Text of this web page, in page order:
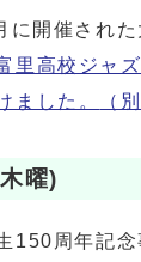
に開催され
里高校ジャ
ました。
（
曜)
150周年記